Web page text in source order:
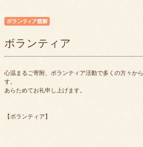
ボランティア
心温まるご寄附、ボランティア活動で多くの方々か
す。
あらためてお礼申し上げます。
【ボランティア】